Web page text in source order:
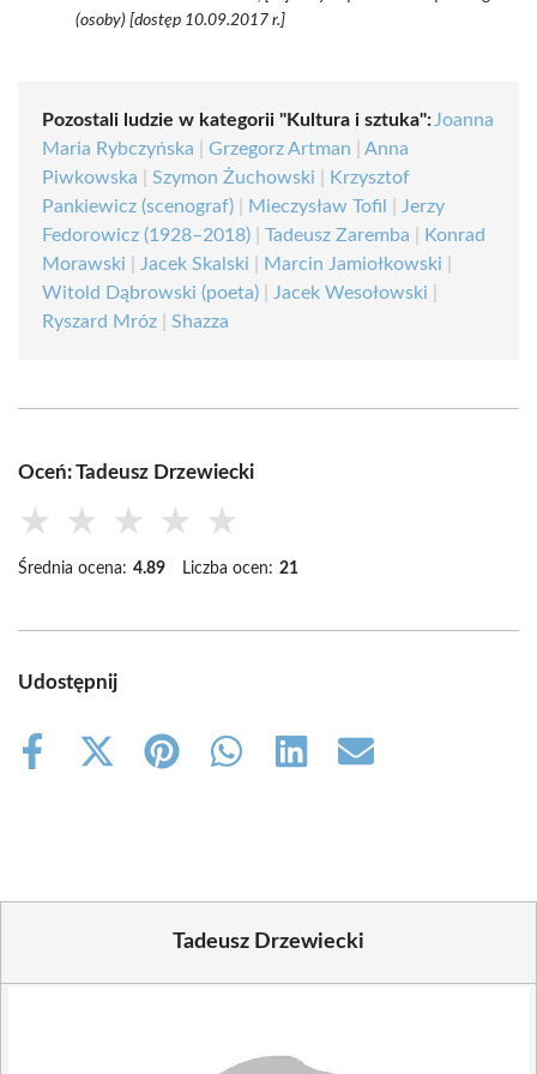
(osoby) [dostęp 10.09.2017 r.]
Pozostali ludzie w kategorii "Kultura i sztuka": Joanna
Maria Rybczyńska
Grzegorz Artman
Anna
Piwkowska
Szymon Żuchowski
Krzysztof
Pankiewicz (scenograf)
Mieczysław Tofil
Jerzy
Fedorowicz (1928–2018)
Tadeusz Zaremba
Konrad
Morawski
Jacek Skalski Marcin Jamiołkowski
Witold Dąbrowski (poeta)
Jacek Wesołowski
Ryszard Mróz
Shazza
Oceń: Tadeusz Drzewiecki
★ ★ ★ ★ ★
Średnia ocena: 4.89 Liczba ocen: 21
Udostępnij
Share
Share
Share
Share
Share
Share
Tadeusz Drzewiecki